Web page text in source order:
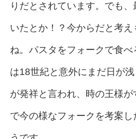
りだとされています。でも
いたとか！？今からだと考え
ね。パスタをフォークで食
は18世紀と意外にまだ日が
が発祥と言われ、時の王様が
で今の様なフォークを考案